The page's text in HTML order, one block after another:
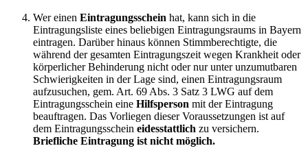
Wer einen Eintragungsschein hat, kann sich in die
Eintragungsliste eines beliebigen Eintragungsraums in Bayern
eintragen. Darüber hinaus können Stimmberechtigte, die
während der gesamten Eintragungszeit wegen Krankheit oder
körperlicher Behinderung nicht oder nur unter unzumutbaren
Schwierigkeiten in der Lage sind, einen Eintragungsraum
aufzusuchen, gem. Art. 69 Abs. 3 Satz 3 LWG auf dem
Eintragungsschein eine Hilfsperson mit der Eintragung
beauftragen. Das Vorliegen dieser Voraussetzungen ist auf
dem Eintragungsschein eidesstattlich zu versichern.
Briefliche Eintragung ist nicht möglich.